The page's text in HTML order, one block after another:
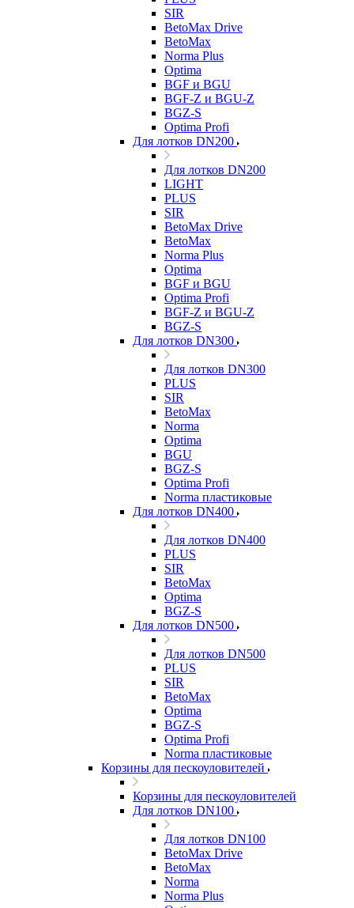
SIR
BetoMax Drive
BetoMax
Norma Plus
Optima
BGF и BGU
BGF-Z и BGU-Z
BGZ-S
Optima Profi
Для лотков DN200
Для лотков DN200
LIGHT
PLUS
SIR
BetoMax Drive
BetoMax
Norma Plus
Optima
BGF и BGU
Optima Profi
BGF-Z и BGU-Z
BGZ-S
Для лотков DN300
Для лотков DN300
PLUS
SIR
BetoMax
Norma
Optima
BGU
BGZ-S
Optima Profi
Norma пластиковые
Для лотков DN400
Для лотков DN400
PLUS
SIR
BetoMax
Optima
BGZ-S
Для лотков DN500
Для лотков DN500
PLUS
SIR
BetoMax
Optima
BGZ-S
Optima Profi
Norma пластиковые
Корзины для пескоуловителей
Корзины для пескоуловителей
Для лотков DN100
Для лотков DN100
BetoMax Drive
BetoMax
Norma
Norma Plus